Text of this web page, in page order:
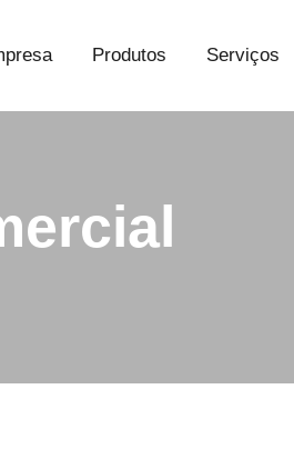
Produtos Serviços